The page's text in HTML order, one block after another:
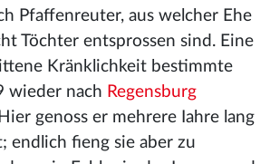
Pfaffenreuter, aus welcher Ehe
Töchter entsprossen sind. Eine
Kränklichkeit bestimmte
wieder nach Regensburg
genoss er mehrere Iahre lang
endlich fieng sie aber zu